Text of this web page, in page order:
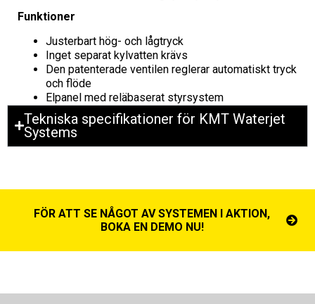
Funktioner
Justerbart hög- och lågtryck
Inget separat kylvatten krävs
Den patenterade ventilen reglerar automatiskt tryck
och flöde
Elpanel med reläbaserat styrsystem
Tekniska specifikationer för KMT Waterjet
Systems
FÖR ATT SE NÅGOT AV SYSTEMEN I AKTION,
BOKA EN DEMO NU!